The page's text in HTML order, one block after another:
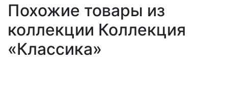
Похожие товары из
коллекции Коллекция
«Классика»